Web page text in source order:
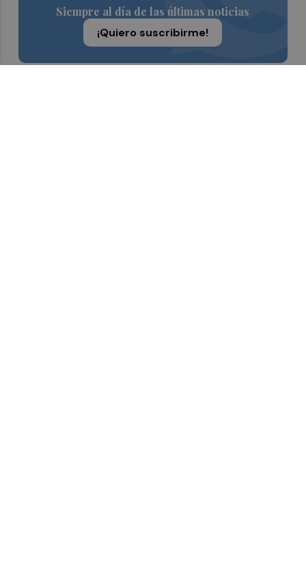
Siempre al día de las últimas noticias
¡Quiero suscribirme!